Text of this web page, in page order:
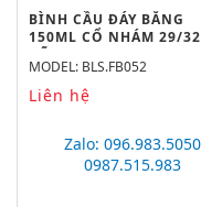
BÌNH CẦU ĐÁY BẰNG
150ML CỔ NHÁM 29/
HÃNG BIOHALL
MODEL: BLS.FB052
Liên hệ
Zalo: 096.983.5050
0987.515.983